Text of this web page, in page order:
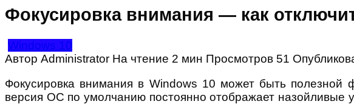
Фокусировка внимания — как
Windows 10
Автор Administrator На чтение 2 мин Просмотров 51
Фокусировка внимания в Windows 10 может быть полезной
версия ОС по умолчанию постоянно отображает назойливые